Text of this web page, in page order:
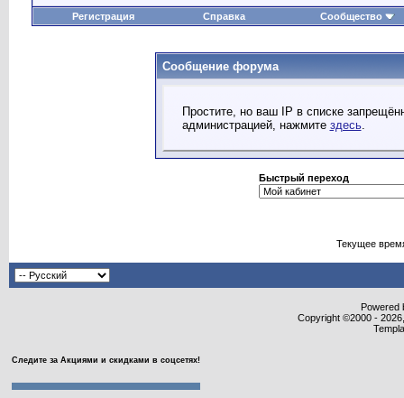
Регистрация Справка Сообщество
Сообщение форума
Простите, но ваш IP в списке
администрацией, нажмите здесь.
Быстрый переход
Текущее
Powered
Copyright ©2000 -
Следите за Акциями и скидками в соцсетях!